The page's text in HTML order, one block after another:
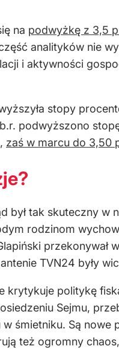
na podwyżkę z 3,5
analityków nie
i aktywności
stopy
podwyższono
zaś w marcu do 3,50
był tak skuteczny w
rodzinom
przekonywał
TVN24 były
politykę
Sejmu,
śmietniku. Są
też ogromny